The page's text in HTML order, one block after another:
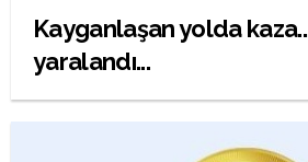
Kayganlaşan yolda
yaralandı...